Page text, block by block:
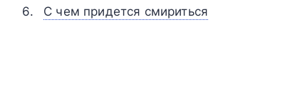
С чем придется смириться